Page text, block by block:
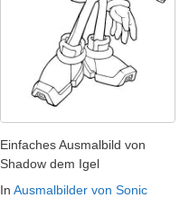
Einfaches Ausmalbild von
Shadow dem Igel
In Ausmalbilder von Sonic